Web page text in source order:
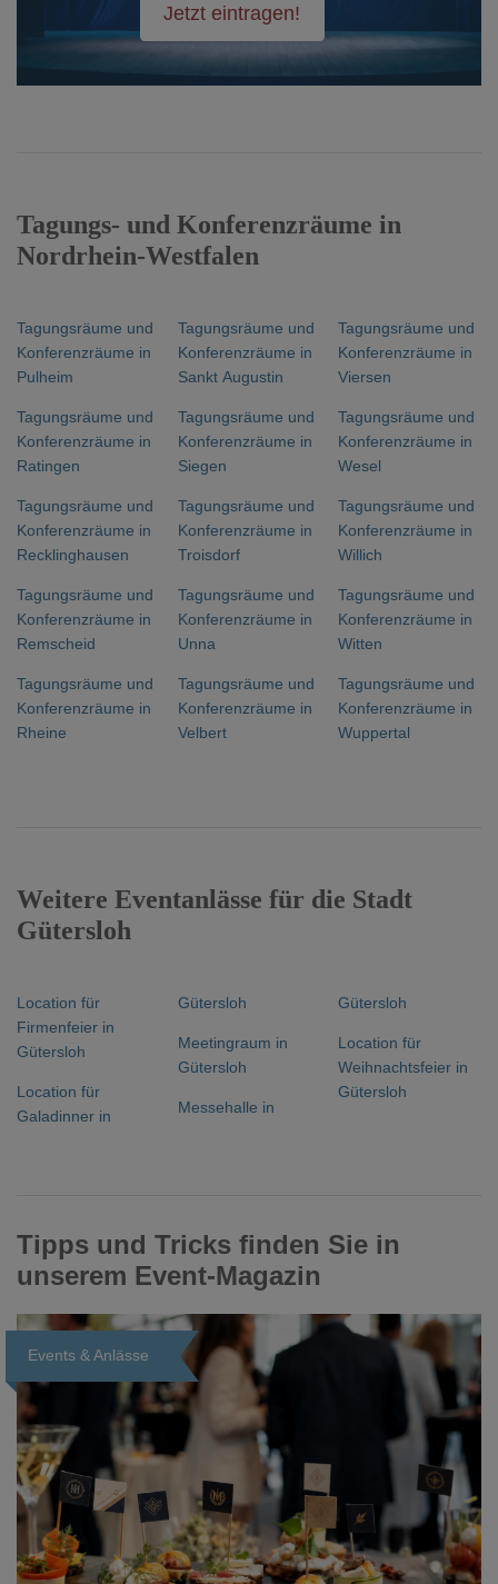
Jetzt eintragen!
Tagungs- und Konferenzräume in
Nordrhein-Westfalen
Tagungsräume und
Konferenzräume in
Pulheim
Tagungsräume und
Konferenzräume in
Ratingen
Tagungsräume und
Konferenzräume in
Recklinghausen
Tagungsräume und
Konferenzräume in
Remscheid
Tagungsräume und
Konferenzräume in
Rheine
Tagungsräume und
Konferenzräume in
Sankt Augustin
Tagungsräume und
Konferenzräume in
Siegen
Tagungsräume und
Konferenzräume in
Troisdorf
Tagungsräume und
Konferenzräume in
Unna
Tagungsräume und
Konferenzräume in
Velbert
Tagungsräume und
Konferenzräume in
Viersen
Tagungsräume und
Konferenzräume in
Wesel
Tagungsräume und
Konferenzräume in
Willich
Tagungsräume und
Konferenzräume in
Witten
Tagungsräume und
Konferenzräume in
Wuppertal
Weitere Eventanlässe für die Stadt
Gütersloh
Location für
Firmenfeier in
Gütersloh
Location für
Galadinner in
Gütersloh
Meetingraum in
Gütersloh
Messehalle in
Gütersloh
Location für
Weihnachtsfeier in
Gütersloh
Tipps und Tricks finden Sie in
unserem Event-Magazin
Events & Anlässe
Loading...